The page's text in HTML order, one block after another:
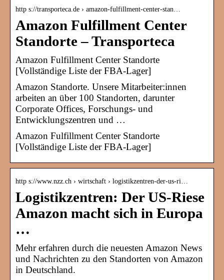
http s://transporteca.de › amazon-fulfillment-center-stan…
Amazon Fulfillment Center
Standorte – Transporteca
Amazon Fulfillment Center Standorte
[Vollständige Liste der FBA-Lager]
Amazon Standorte. Unsere Mitarbeiter:innen
arbeiten an über 100 Standorten, darunter
Corporate Offices, Forschungs- und
Entwicklungszentren und …
Amazon Fulfillment Center Standorte
[Vollständige Liste der FBA-Lager]
http s://www.nzz.ch › wirtschaft › logistikzentren-der-us-ri…
Logistikzentren: Der US-Riese
Amazon macht sich in Europa
…
Mehr erfahren durch die neuesten Amazon News
und Nachrichten zu den Standorten von Amazon
in Deutschland.